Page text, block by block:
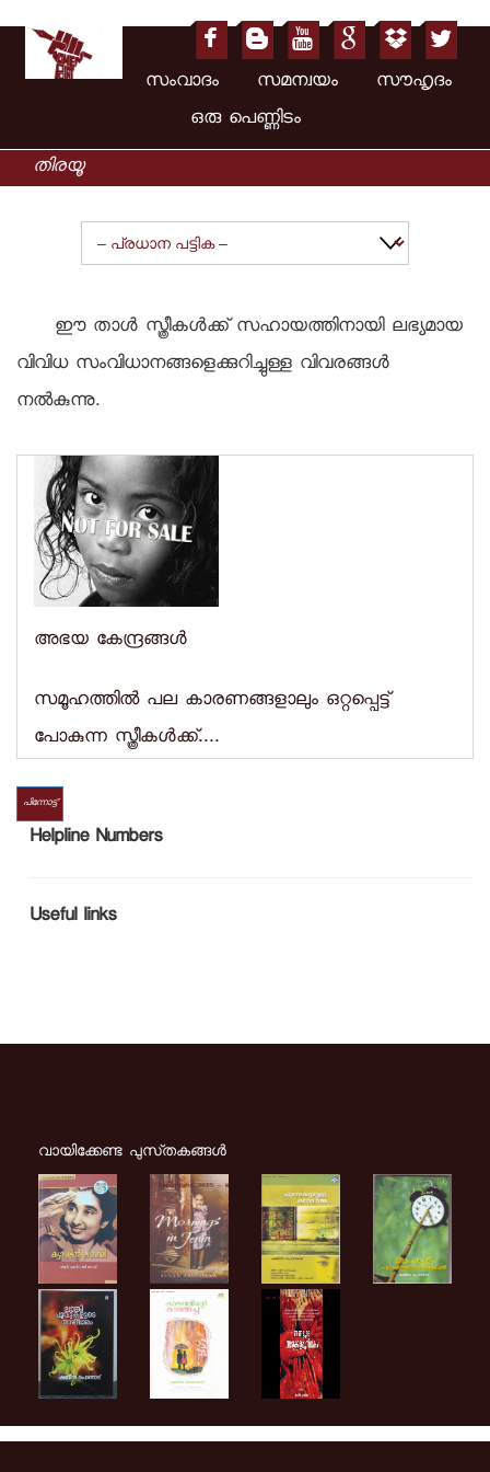
സംവാദം സമന്വയം സൗഹൃദം
ഒരു പെണ്ണിടം
ഈ താള്‍ സ്ത്രീകള്‍ക്ക് സഹായത്തിനായി ലഭ്യമായ
വിവിധ സംവിധാനങ്ങളെക്കുറിച്ചുള്ള വിവരങ്ങള്‍
നല്‍കുന്നു.
അഭയ കേന്ദ്രങ്ങള്‍
സമൂഹത്തില്‍ പല കാരണങ്ങളാലും ഒറ്റപ്പെട്ട്
പോകുന്ന സ്ത്രീകള്‍ക്ക്....
പിന്നോട്ട്
Helpline Numbers
Useful links
വായിക്കേണ്ട പുസ്‌തകങ്ങള്‍